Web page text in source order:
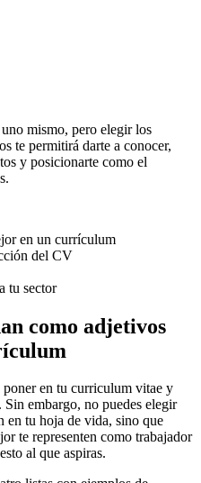
mismo, pero elegir los
te permitirá darte a conocer,
y posicionarte como el
en un currículum
del CV
tu sector
como adjetivos
en tu curriculum vitae y
Sin embargo, no puedes elegir
en tu hoja de vida, sino que
te representen como trabajador
al que aspiras.